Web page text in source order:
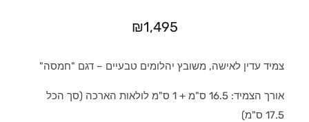
₪1,495
צמיד עדין לאישה, משובץ יהלומים טבעיים – דגם "חמסה"
אורך הצמיד: 16.5 ס"מ + 1 ס"מ לולאות הארכה (סך הכל
17.5 ס"מ)